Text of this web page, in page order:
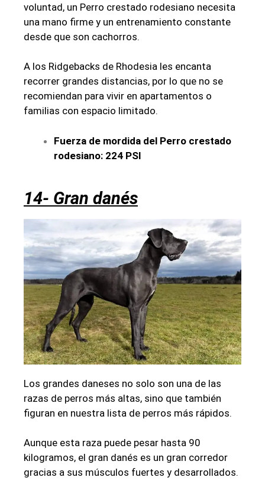
voluntad, un Perro crestado rodesiano necesita
una mano firme y un entrenamiento constante
desde que son cachorros.
A los Ridgebacks de Rhodesia les encanta
recorrer grandes distancias, por lo que no se
recomiendan para vivir en apartamentos o
familias con espacio limitado.
Fuerza de mordida del Perro crestado
rodesiano: 224 PSI
14- Gran danés
Los grandes daneses no solo son una de las
razas de perros más altas, sino que también
figuran en nuestra lista de perros más rápidos.
Aunque esta raza puede pesar hasta 90
kilogramos, el gran danés es un gran corredor
gracias a sus músculos fuertes y desarrollados.